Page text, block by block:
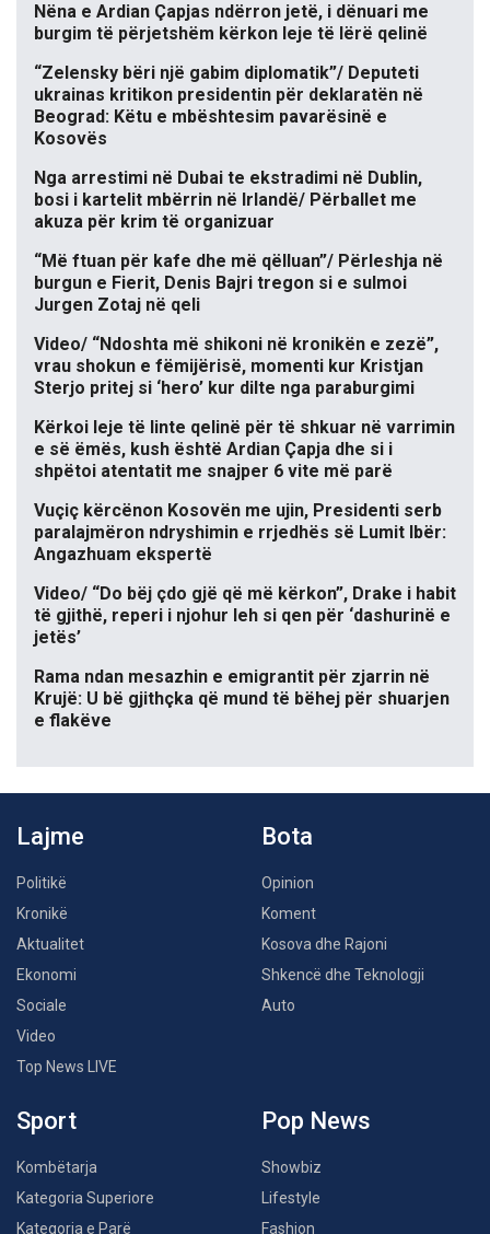
Nëna e Ardian Çapjas ndërron jetë, i dënuari me
burgim të përjetshëm kërkon leje të lërë qelinë
“Zelensky bëri një gabim diplomatik”/ Deputeti
ukrainas kritikon presidentin për deklaratën në
Beograd: Këtu e mbështesim pavarësinë e
Kosovës
Nga arrestimi në Dubai te ekstradimi në Dublin,
bosi i kartelit mbërrin në Irlandë/ Përballet me
akuza për krim të organizuar
“Më ftuan për kafe dhe më qëlluan”/ Përleshja në
burgun e Fierit, Denis Bajri tregon si e sulmoi
Jurgen Zotaj në qeli
Video/ “Ndoshta më shikoni në kronikën e zezë”,
vrau shokun e fëmijërisë, momenti kur Kristjan
Sterjo pritej si ‘hero’ kur dilte nga paraburgimi
Kërkoi leje të linte qelinë për të shkuar në varrimin
e së ëmës, kush është Ardian Çapja dhe si i
shpëtoi atentatit me snajper 6 vite më parë
Vuçiç kërcënon Kosovën me ujin, Presidenti serb
paralajmëron ndryshimin e rrjedhës së Lumit Ibër:
Angazhuam ekspertë
Video/ “Do bëj çdo gjë që më kërkon”, Drake i habit
të gjithë, reperi i njohur leh si qen për ‘dashurinë e
jetës’
Rama ndan mesazhin e emigrantit për zjarrin në
Krujë: U bë gjithçka që mund të bëhej për shuarjen
e flakëve
Lajme
Politikë
Kronikë
Aktualitet
Ekonomi
Sociale
Video
Top News LIVE
Bota
Opinion
Koment
Kosova dhe Rajoni
Shkencë dhe Teknologji
Auto
Sport
Kombëtarja
Kategoria Superiore
Kategoria e Parë
Pop News
Showbiz
Lifestyle
Fashion